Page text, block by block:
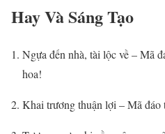
Hay Và Sáng Tạo
Ngựa đến nhà, tài lộc về – Mã
hoa!
Khai trương thuận lợi – Mã